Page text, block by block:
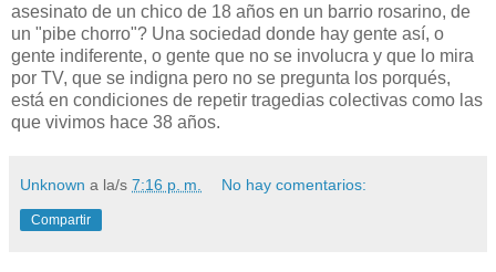
asesinato de un chico de 18 años en un barrio rosarino, de
un "pibe chorro"? Una sociedad donde hay gente así, o
gente indiferente, o gente que no se involucra y que lo mira
por TV, que se indigna pero no se pregunta los porqués,
está en condiciones de repetir tragedias colectivas como las
que vivimos hace 38 años.
Unknown a la/s 7:16 p. m. No hay comentarios:
Compartir